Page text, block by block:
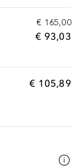
€ 165,00
€ 93,03
€ 105,89